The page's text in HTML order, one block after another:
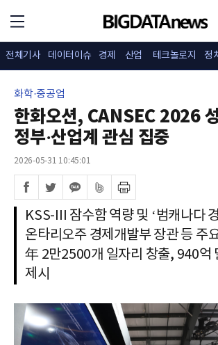
전체기사 데이터이슈 경제 산업 테크놀로지 정
화학·중공업
한화오션, CANSEC 2026
정부·산업계 관심 집중
2026-05-31 10:45:01
KSS-III 잠수함 역량 및 ‘범캐나다
온타리오주 경제개발부 장관 등 주
年 2만2500개 일자리 창출, 940억
제시